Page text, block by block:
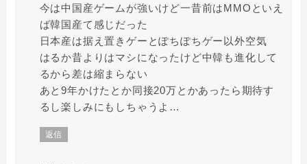
今は中国産ゲームが強いけど一昔前はMMOといえ
ば韓国産て感じだった
日本産は据え置きゲーとぽちぽちゲー以外空気
はるか昔よりはマシになったけど中韓も進化して
るから差は縮まらない
あと9年かけたとか同接20万とかあったら期待す
るし楽しみにもしちゃうよ…
返信